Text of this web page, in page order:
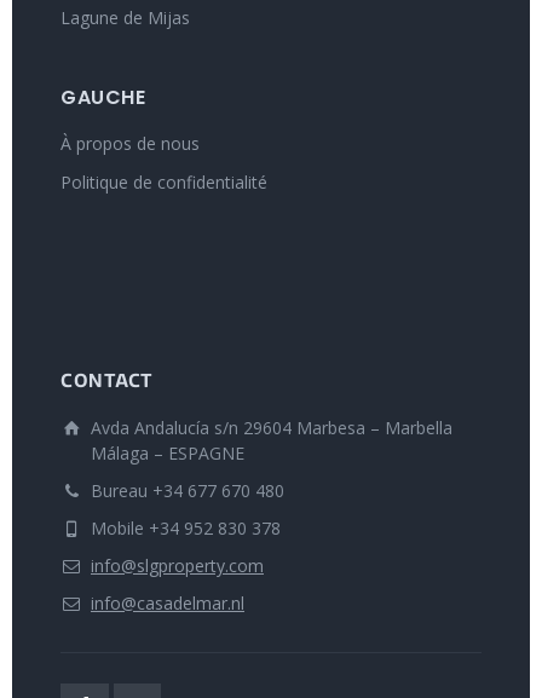
Lagune de Mijas
GAUCHE
À propos de nous
Politique de confidentialité
CONTACT
Avda Andalucía s/n 29604 Marbesa – Marbella
Málaga – ESPAGNE
Bureau +34 677 670 480
Mobile +34 952 830 378
info@slgproperty.com
info@casadelmar.nl